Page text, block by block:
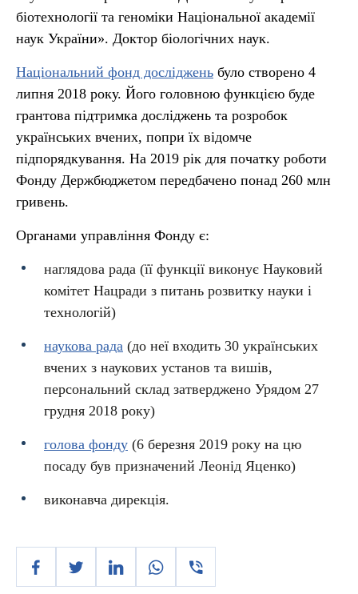
біотехнології та геноміки Національної академії
наук України». Доктор біологічних наук.
Національний фонд досліджень було створено 4
липня 2018 року. Його головною функцією буде
грантова підтримка досліджень та розробок
українських вчених, попри їх відомче
підпорядкування. На 2019 рік для початку роботи
Фонду Держбюджетом передбачено понад 260 млн
гривень.
Органами управління Фонду є:
наглядова рада (її функції виконує Науковий
комітет Нацради з питань розвитку науки і
технологій)
наукова рада (до неї входить 30 українських
вчених з наукових установ та вишів,
персональний склад затверджено Урядом 27
грудня 2018 року)
голова фонду (6 березня 2019 року на цю
посаду був призначений Леонід Яценко)
виконавча дирекція.